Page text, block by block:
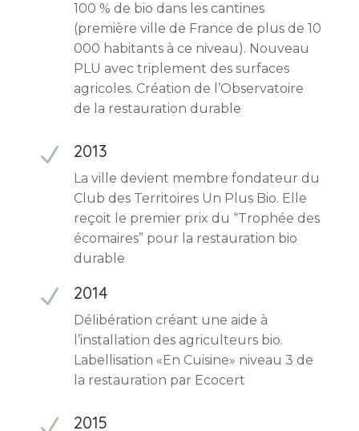
100 % de bio dans les cantines
(première ville de France de plus de 10
000 habitants à ce niveau). Nouveau
PLU avec triplement des surfaces
agricoles. Création de l’Observatoire
de la restauration durable
N 2013
La ville devient membre fondateur du
Club des Territoires Un Plus Bio. Elle
reçoit le premier prix du “Trophée des
écomaires” pour la restauration bio
durable
N 2014
Délibération créant une aide à
l’installation des agriculteurs bio.
Labellisation «En Cuisine» niveau 3 de
la restauration par Ecocert
2015